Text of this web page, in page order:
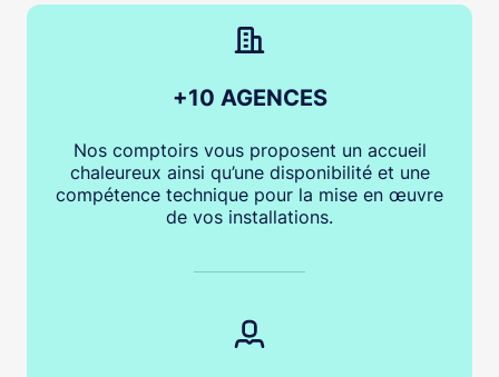
+10 AGENCES
Nos comptoirs vous proposent un accueil
chaleureux ainsi qu’une disponibilité et une
compétence technique pour la mise en œuvre
de vos installations.